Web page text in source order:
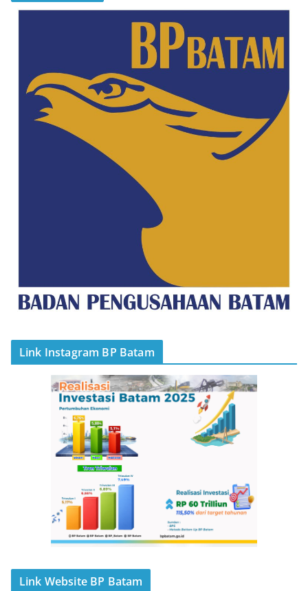
Link Instagram BP Batam
Link Website BP Batam